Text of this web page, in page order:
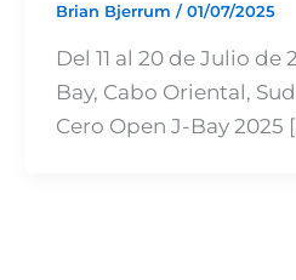
Brian Bjerrum /01/07/2025
Del 11 al 20 de Julio de
Bay, Cabo Oriental,
Cero Open J-Bay 2025